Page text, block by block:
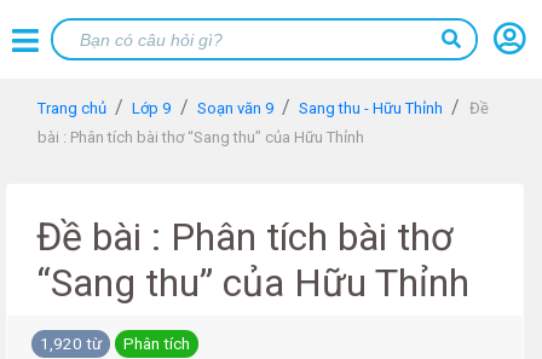
Trang chủ Lớp 9 Soạn văn 9 Sang thu - Hữu Thỉnh
Đề
bài : Phân tích bài thơ “Sang thu” của Hữu Thỉnh
Đề bài : Phân tích bài thơ
“Sang thu” của Hữu Thỉnh
1,920 từ Phân tích